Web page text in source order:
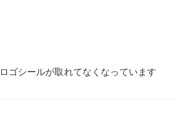
ゴシールが取れてなくなっています